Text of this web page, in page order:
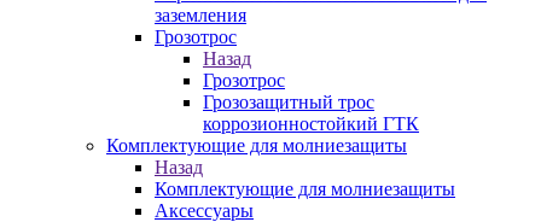
заземления
Грозотрос
Назад
Грозотрос
Грозозащитный трос
коррозионностойкий ГТК
Комплектующие для молниезащиты
Назад
Комплектующие для молниезащиты
Аксессуары